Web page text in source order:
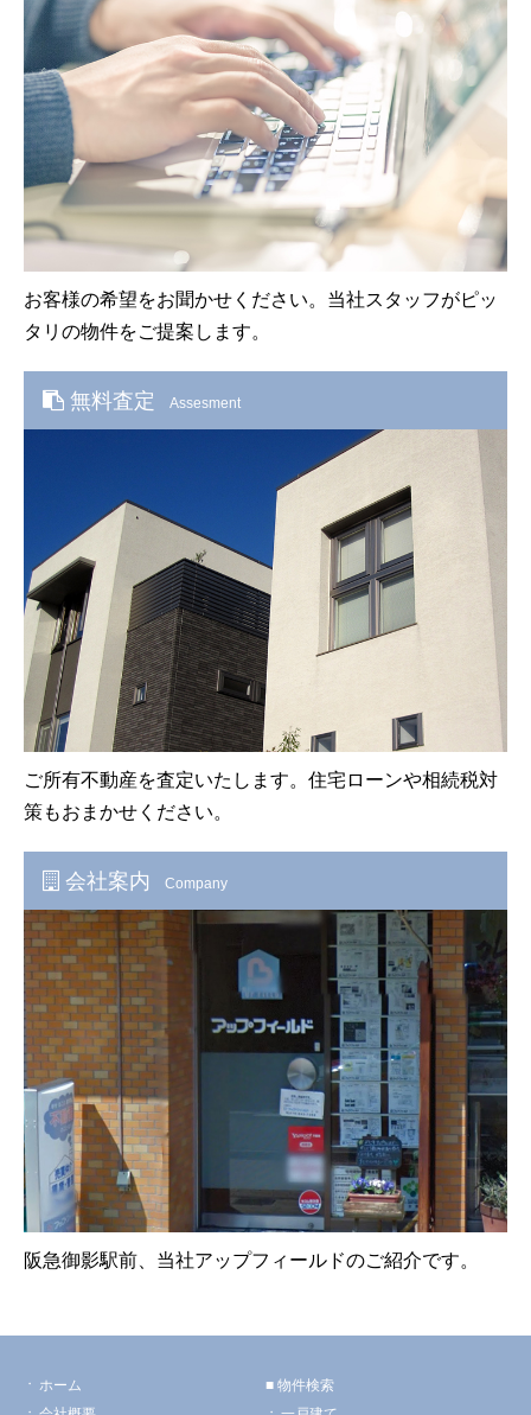
お客様の希望をお聞かせください。当社スタッフがピッ
タリの物件をご提案します。
無料査定 Assesment
ご所有不動産を査定いたします。住宅ローンや相続税対
策もおまかせください。
会社案内 Company
阪急御影駅前、当社アップフィールドのご紹介です。
ホーム
物件検索